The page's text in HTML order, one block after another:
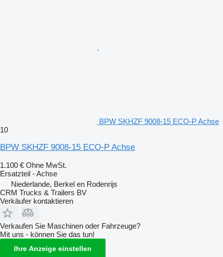
BPW SKHZF 9008-15 ECO-P Achse
10
BPW SKHZF 9008-15 ECO-P Achse
1.100 € Ohne MwSt.
Ersatzteil - Achse
Niederlande, Berkel en Rodenrijs
CRM Trucks & Trailers BV
Verkäufer kontaktieren
Verkaufen Sie Maschinen oder Fahrzeuge?
Mit uns - können Sie das tun!
Ihre Anzeige einstellen